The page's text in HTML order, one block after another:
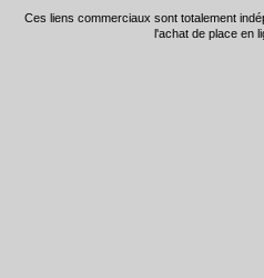
Ces liens commerciaux sont totalement
l'achat de place en